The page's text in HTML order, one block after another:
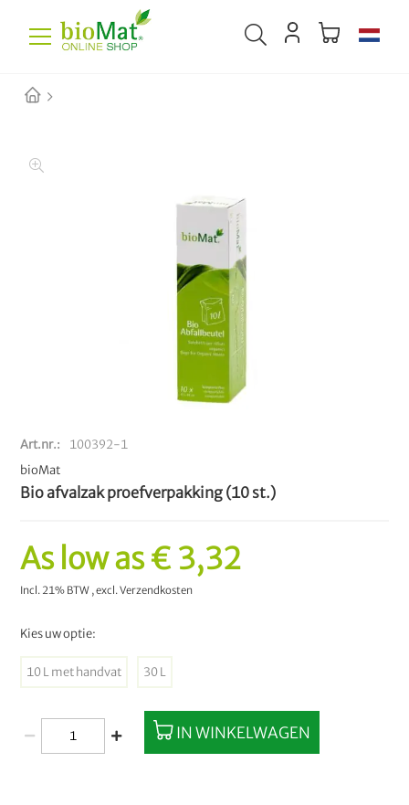
Art.nr.
100392-1
bioMat
Bio afvalzak proefverpakking (10 st.)
As low as€ 3,32
Incl. 21% BTW ,excl.Verzendkosten
Kies uw optie:
10 L met handvat 30 L
IN WINKELWAGEN